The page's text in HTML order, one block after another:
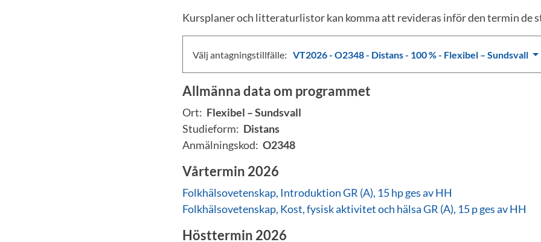
Kursplaner och litteraturlistor kan komma att revideras inför den termin de
Välj antagningstillfälle: VT2026 - O2348 - Distans - 100 % - Flexibel – Sundsvall
Allmänna data om programmet
Ort: Flexibel – Sundsvall
Studieform: Distans
Anmälningskod: O2348
Vårtermin 2026
Folkhälsovetenskap, Introduktion GR (A), 15 hp ges av HH
Folkhälsovetenskap, Kost, fysisk aktivitet och hälsa GR (A), 15 p ges av HH
Hösttermin 2026